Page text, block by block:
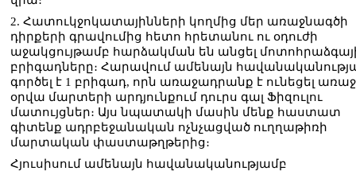
2. Հատուկջոկատայինների կողմից մեր առաջնագծի
դիրքերի գրավումից հետո հրետանու ու օդուժի
աջակցույթամբ հարձակման են անցել
բրիգադները։ Հարավում ամենայն
գործել է 1 բրիգադ, որն առաջադրանք է ունեցել
օրվա մարտերի արդյունքում դուրս գալ Ֆիզուլու
մատույցներ։ Այս նպատակի մասին մենք հաստատ
գիտենք ադրբեջանական ոչնչացված ուղղաթիռի
մարտական փաստաթղթերից։
Հյուսիսում ամենայն հավանականությամբ